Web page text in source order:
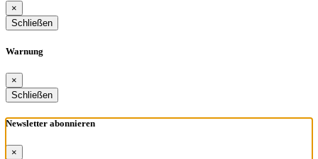
×
Schließen
Warnung
×
Schließen
Newsletter abonnieren
×